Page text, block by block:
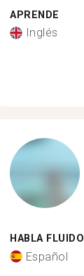
APRENDE
Inglés
HABLA FLUIDO
Español